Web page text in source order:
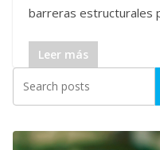
barreras estructurales
Leer más